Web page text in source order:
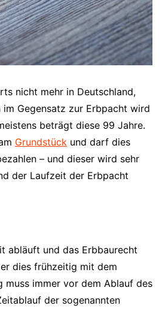
nicht mehr in Deutschland,
Gegensatz zur Erbpacht wird
beträgt diese 99 Jahre.
Grundstück und darf dies
– und dieser wird sehr
der Laufzeit der Erbpacht
abläuft und das Erbbaurecht
dies frühzeitig mit dem
muss immer vor dem Ablauf des
der sogenannten